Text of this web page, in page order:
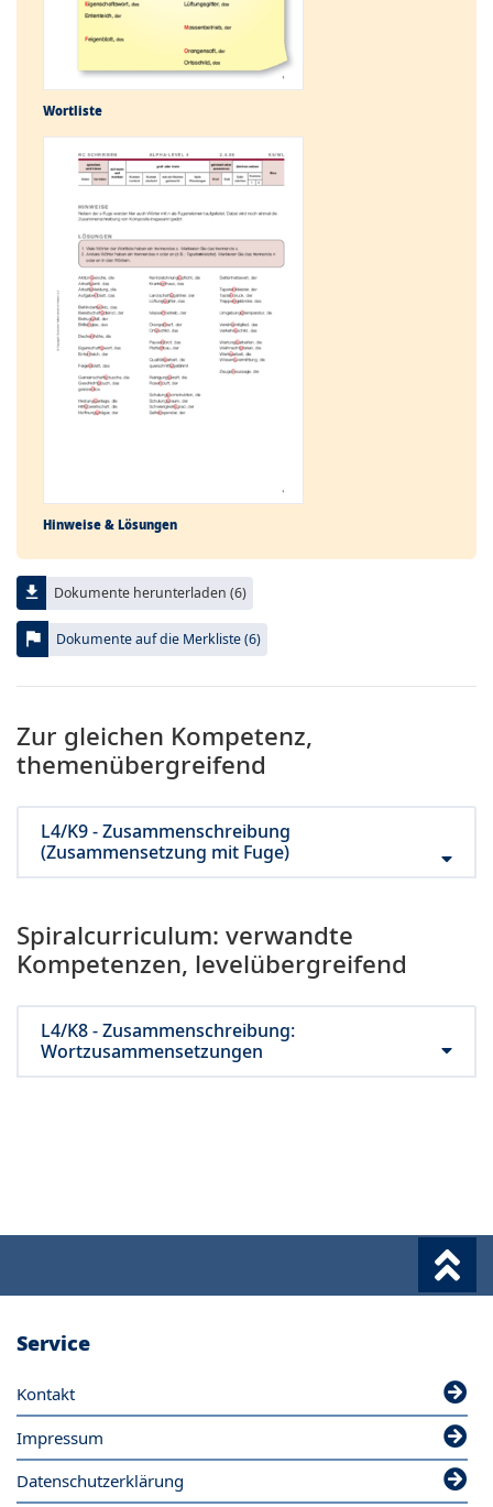
Wortliste
Hinweise & Lösungen
file_download Dokumente herunterladen (6)
flag Dokumente auf die Merkliste (6)
Zur gleichen Kompetenz,
themenübergreifend
L4/K9 - Zusammenschreibung
(Zusammensetzung mit Fuge)
Spiralcurriculum: verwandte
Kompetenzen, levelübergreifend
L4/K8 - Zusammenschreibung:
Wortzusammensetzungen
Service
Kontakt
Impressum
Datenschutzerklärung